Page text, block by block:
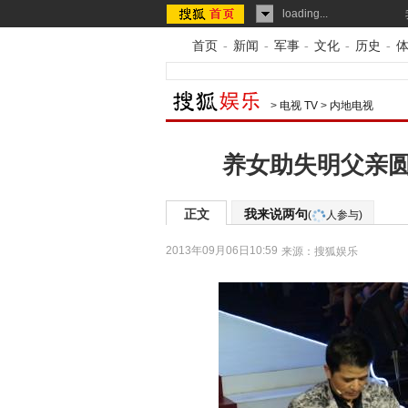
loading...
首页 - 新闻 - 军事 - 文化 - 历史 -
> 电视 TV > 内地电视
养女助失明父亲
正文 我来说两句( 人参与)
2013年09月06日10:59 来源： 搜狐娱乐